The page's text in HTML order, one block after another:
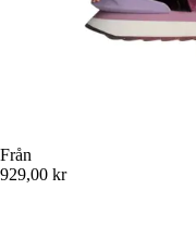
Från
929,00 kr